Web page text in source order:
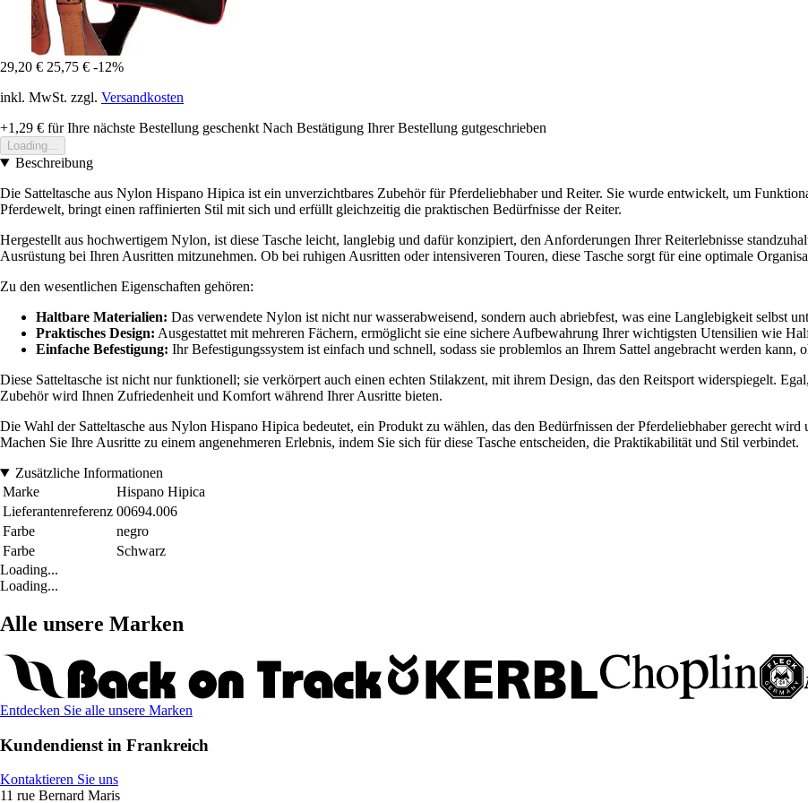
29,20 € 25,75 € -12%
inkl. MwSt. zzgl. Versandkosten
+1,29 € für Ihre nächste Bestellung geschenkt Nach Bestätigung Ihrer Bestellung gutgeschrieben
Loading...
Beschreibung
Die Satteltasche aus Nylon Hispano Hipica ist ein unverzichtbares Zubehör für Pferdeliebhaber und Reiter. Sie wurde entwickelt, um
Pferdewelt, bringt einen raffinierten Stil mit sich und erfüllt gleichzeitig die praktischen Bedürfnisse der Reiter.
Hergestellt aus hochwertigem Nylon, ist diese Tasche leicht, langlebig und dafür konzipiert, den Anforderungen Ihrer Reiterlebnisse
Ausrüstung bei Ihren Ausritten mitzunehmen. Ob bei ruhigen Ausritten oder intensiveren Touren, diese Tasche sorgt für eine optimale
Zu den wesentlichen Eigenschaften gehören:
Haltbare Materialien: Das verwendete Nylon ist nicht nur wasserabweisend, sondern auch abriebfest, was eine Langlebigkeit selbst
Praktisches Design: Ausgestattet mit mehreren Fächern, ermöglicht sie eine sichere Aufbewahrung Ihrer wichtigsten Utensilien wie
Einfache Befestigung: Ihr Befestigungssystem ist einfach und schnell, sodass sie problemlos an Ihrem Sattel angebracht werden kann,
Diese Satteltasche ist nicht nur funktionell; sie verkörpert auch einen echten Stilakzent, mit ihrem Design, das den Reitsport widerspiegelt.
Zubehör wird Ihnen Zufriedenheit und Komfort während Ihrer Ausritte bieten.
Die Wahl der Satteltasche aus Nylon Hispano Hipica bedeutet, ein Produkt zu wählen, das den Bedürfnissen der Pferdeliebhaber gerecht
Machen Sie Ihre Ausritte zu einem angenehmeren Erlebnis, indem Sie sich für diese Tasche entscheiden, die Praktikabilität und Stil verbindet.
Zusätzliche Informationen
Marke
Hispano Hipica
Lieferantenreferenz 00694.006
Farbe
negro
Farbe
Schwarz
Loading...
Loading...
Alle unsere Marken
Entdecken Sie alle unsere Marken
Kundendienst in Frankreich
Kontaktieren Sie uns
11 rue Bernard Maris